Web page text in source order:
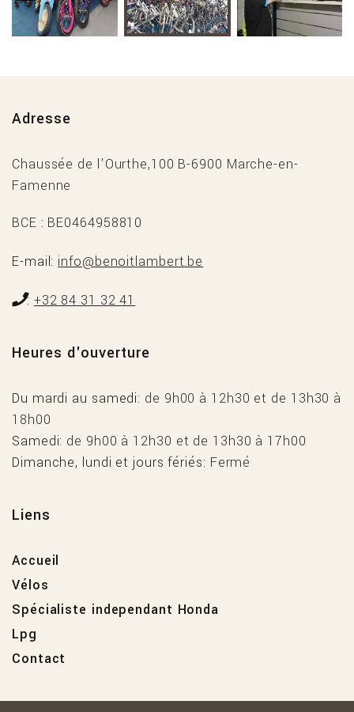
Adresse
Chaussée de l'Ourthe,100 B-6900 Marche-en-
Famenne
BCE : BE0464958810
E-mail info@benoitlambert.be
+32 84 31 32 41
Heures d'ouverture
Du mardi au samedi de 9h00 à 12h30 et de 13h30 à
18h00
Samedi de 9h00 à 12h30 et de 13h30 à 17h00
Dimanche, lundi et jours fériés Fermé
Liens
Accueil
Vélos
Spécialiste independant Honda
Lpg
Contact